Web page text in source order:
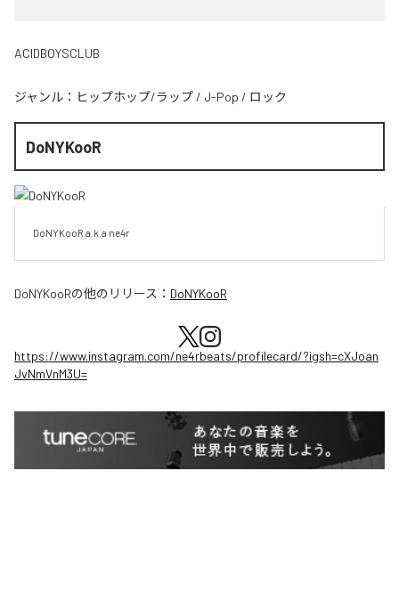
ACIDBOYSCLUB
ジャンル： ヒップホップ/ラップ / J-Pop / ロック
DoNYKooR
DoNYKooR a.k.a ne4r
DoNYKooRの他のリリース： DoNYKooR
https://www.instagram.com/ne4rbeats/profilecard/?igsh=cXJoan
JvNmVnM3U=